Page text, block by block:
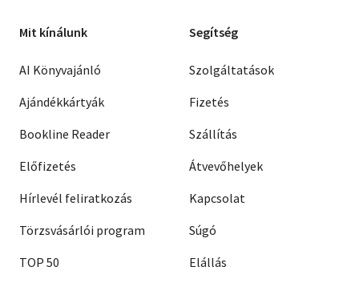
Mit kínálunk
AI Könyvajánló
Ajándékkártyák
Bookline Reader
Előfizetés
Hírlevél feliratkozás
Törzsvásárlói program
TOP 50
Segítség
Szolgáltatások
Fizetés
Szállítás
Átvevőhelyek
Kapcsolat
Súgó
Elállás